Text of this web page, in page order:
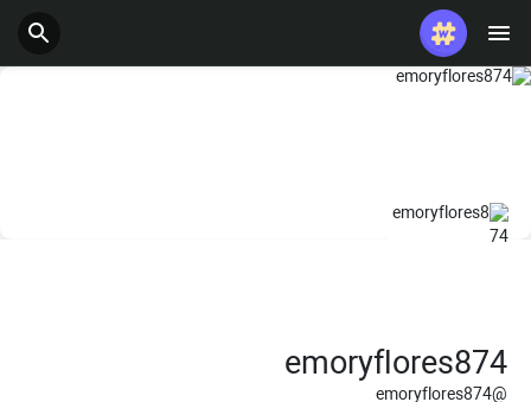
پست های محبوب
emoryflores874
@emoryflores874